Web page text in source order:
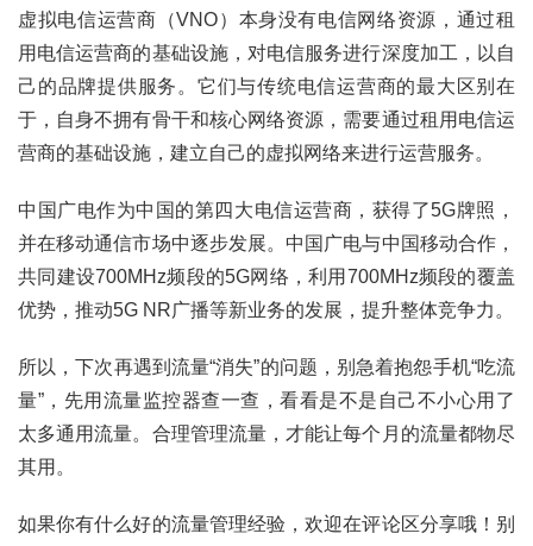
证
增
值
业
务
虚拟电信运营商（VNO）本身没有电信网络资源，通过租
用电信运营商的基础设施，对电信服务进行深度加工，以自
己的品牌提供服务。它们与传统电信运营商的最大区别在
于，自身不拥有骨干和核心网络资源，需要通过租用电信运
营商的基础设施，建立自己的虚拟网络来进行运营服务。
中国广电作为中国的第四大电信运营商，获得了5G牌照，
并在移动通信市场中逐步发展。中国广电与中国移动合作，
共同建设700MHz频段的5G网络，利用700MHz频段的覆盖
优势，推动5G NR广播等新业务的发展，提升整体竞争力。
所以，下次再遇到流量“消失”的问题，别急着抱怨手机“吃流
量”，先用流量监控器查一查，看看是不是自己不小心用了
太多通用流量。合理管理流量，才能让每个月的流量都物尽
其用。
如果你有什么好的流量管理经验，欢迎在评论区分享哦！别